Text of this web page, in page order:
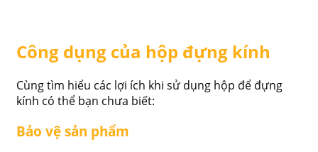
Công dụng của hộp đựng kính
Cùng tìm hiểu các lợi ích khi sử dụng hộp để đựng
kính có thể bạn chưa biết:
Bảo vệ sản phẩm